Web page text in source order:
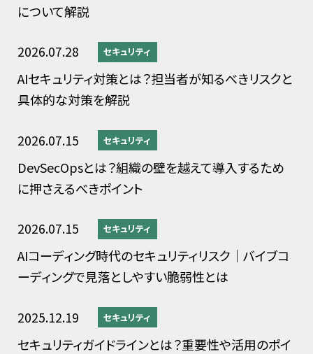
について解説
2026.07.28 セキュリティ
AIセキュリティ対策とは？担当者が知るべきリスクと
具体的な対策を解説
2026.07.15 セキュリティ
DevSecOpsとは？組織の壁を越えて導入するため
に押さえるべきポイント
2026.07.15 セキュリティ
AIコーディング時代のセキュリティリスク｜バイブコ
ーディングで見落としやすい脆弱性とは
2025.12.19 セキュリティ
セキュリティガイドラインとは？重要性や活用のポイ